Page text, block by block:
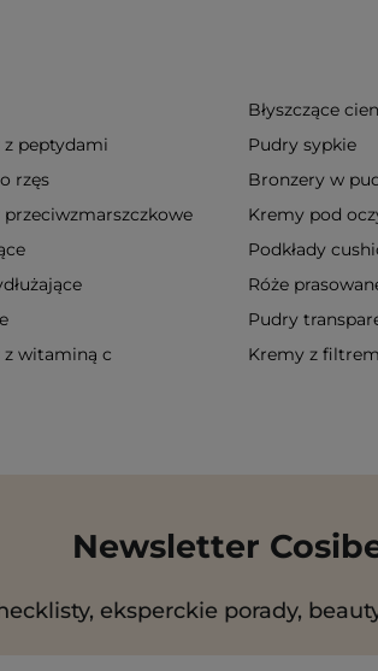
Błyszczące
peptydami
Pudry sypkie
rzęs
Bronzery w
Kremy pod
Podkłady
Róże
Pudry
z witaminą c Kremy z
Newsletter
eksperckie porady,